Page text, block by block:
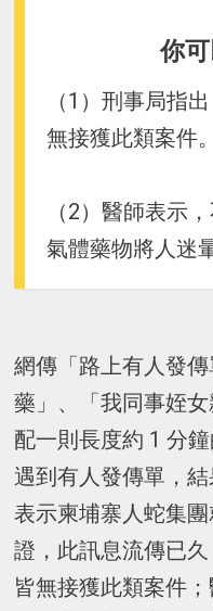
你
（1）刑事局指
無接獲此類案件。
（2）醫師表示
氣體藥物將人迷
網傳「路上有人發
藥」、「我同事姪
配一則長度約 1 分
遇到有人發傳單，
表示柬埔寨人蛇集
證，此訊息流傳已
皆無接獲此類案件